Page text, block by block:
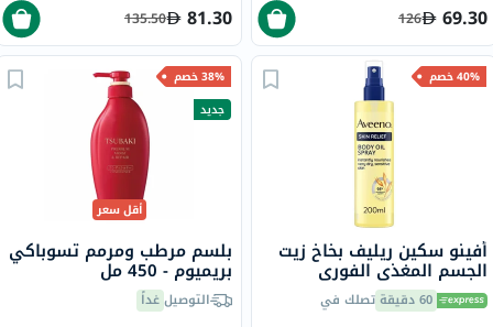
69.30
126
81.30
135.50
40% خصم
أفينو سكين ريليف بخاخ زيت
الجسم المغذي الفوري
مل 60 دقيقة تصلك في
38% خصم
جديد
أقل سعر
بلسم مرطب ومرمم تسوباكي
بريميوم - 450 مل
التوصيلغداً